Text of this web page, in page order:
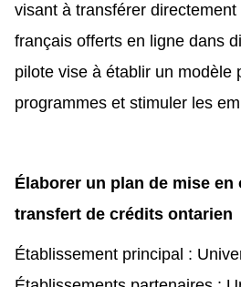
visant à transférer
français offerts en ligne dans
pilote vise à établir un modèle
programmes et stimuler les
Élaborer un plan de mise
transfert de crédits ontarien
Établissement principal :